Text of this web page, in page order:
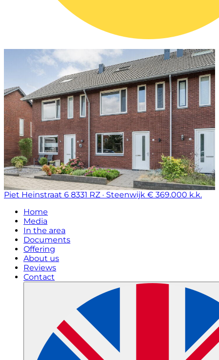
Piet Heinstraat 6 8331 RZ · Steenwijk € 369.000 k.k.
Home
Media
In the area
Documents
Offering
About us
Reviews
Contact